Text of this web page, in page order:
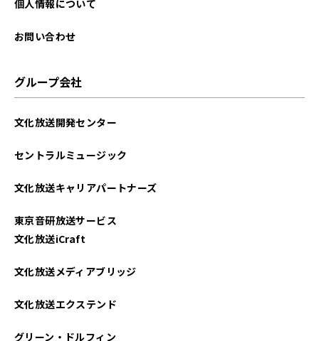
個人情報について
お問い合わせ
グループ会社
文化放送開発センター
セントラルミュージック
文化放送キャリアパートナーズ
東京音研放送サービス
文化放送iCraft
文化放送メディアブリッジ
文化放送エクステンド
グリーン・ドルフィン